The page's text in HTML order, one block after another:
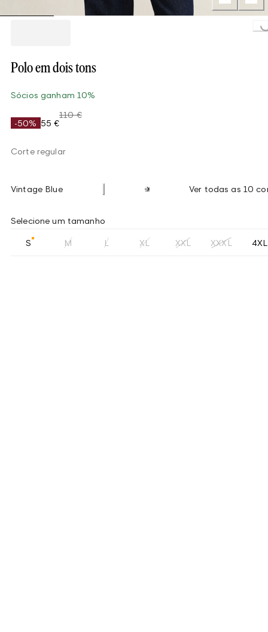
Loading...
Polo em dois tons
Sócios ganham 10%
-50% 55 €
110 €
Corte regular
Vintage Blue Ver todas as 10
Selecione um tamanho
S M L XL XXL XXXL 4XL